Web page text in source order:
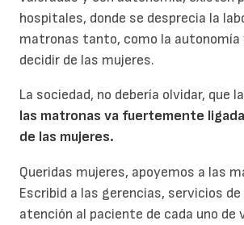
hospitales, donde se desprecia la
matronas tanto, como la autonomía
decidir de las mujeres.
La sociedad, no debería olvidar, que la
las matronas va fuertemente
de las mujeres.
Queridas mujeres, apoyemos a las
Escribid a las gerencias, servicios
atención al paciente de cada uno de